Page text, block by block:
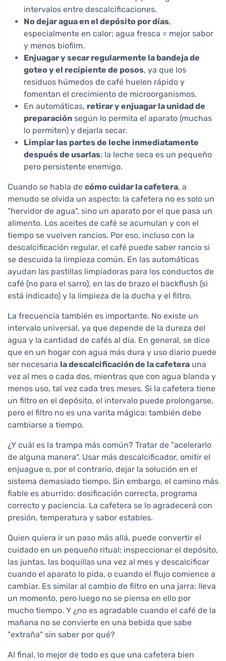
intervalos entre descalcificaciones.
No dejar agua en el depósito por días,
especialmente en calor; agua fresca = mejor sabor
y menos biofilm.
Enjuagar y secar regularmente la bandeja de
goteo y el recipiente de posos, ya que los
residuos húmedos de café huelen rápido y
fomentan el crecimiento de microorganismos.
En automáticas, retirar y enjuagar la unidad de
preparación según lo permita el aparato (muchas
lo permiten) y dejarla secar.
Limpiar las partes de leche inmediatamente
después de usarlas; la leche seca es un pequeño
pero persistente enemigo.
Cuando se habla de cómo cuidar la cafetera, a
menudo se olvida un aspecto: la cafetera no es solo un
"hervidor de agua", sino un aparato por el que pasa un
alimento. Los aceites de café se acumulan y con el
tiempo se vuelven rancios. Por eso, incluso con la
descalcificación regular, el café puede saber rancio si
se descuida la limpieza común. En las automáticas
ayudan las pastillas limpiadoras para los conductos de
café (no para el sarro), en las de brazo el backflush (si
está indicado) y la limpieza de la ducha y el filtro.
La frecuencia también es importante. No existe un
intervalo universal, ya que depende de la dureza del
agua y la cantidad de cafés al día. En general, se dice
que en un hogar con agua más dura y uso diario puede
ser necesaria la descalcificación de la cafetera una
vez al mes o cada dos, mientras que con agua blanda y
menos uso, tal vez cada tres meses. Si la cafetera tiene
un filtro en el depósito, el intervalo puede prolongarse,
pero el filtro no es una varita mágica: también debe
cambiarse a tiempo.
¿Y cuál es la trampa más común? Tratar de "acelerarlo
de alguna manera". Usar más descalcificador, omitir el
enjuague o, por el contrario, dejar la solución en el
sistema demasiado tiempo. Sin embargo, el camino más
fiable es aburrido: dosificación correcta, programa
correcto y paciencia. La cafetera se lo agradecerá con
presión, temperatura y sabor estables.
Quien quiera ir un paso más allá, puede convertir el
cuidado en un pequeño ritual: inspeccionar el depósito,
las juntas, las boquillas una vez al mes y descalcificar
cuando el aparato lo pida, o cuando el flujo comience a
cambiar. Es similar al cambio de filtro en una jarra: lleva
un momento, pero luego no se piensa en ello por
mucho tiempo. Y ¿no es agradable cuando el café de la
mañana no se convierte en una bebida que sabe
"extraña" sin saber por qué?
Al final, lo mejor de todo es que una cafetera bien